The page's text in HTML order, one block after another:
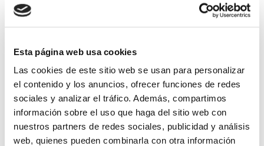
Esta página web usa cookies
Las cookies de este sitio web se usan para personalizar
el contenido y los anuncios, ofrecer funciones de redes
sociales y analizar el tráfico. Además, compartimos
información sobre el uso que haga del sitio web con
nuestros partners de redes sociales, publicidad y análisis
web, quienes pueden combinarla con otra información
GLOSSARY
WHAT IS THE UTM?